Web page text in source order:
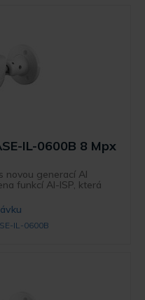
IL-0600B 8 Mpx
novou generací AI
funkcí AI-ISP, která
IL-0600B